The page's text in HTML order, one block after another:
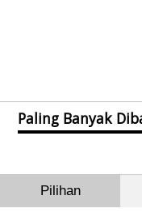
Paling Banyak
Pilihan